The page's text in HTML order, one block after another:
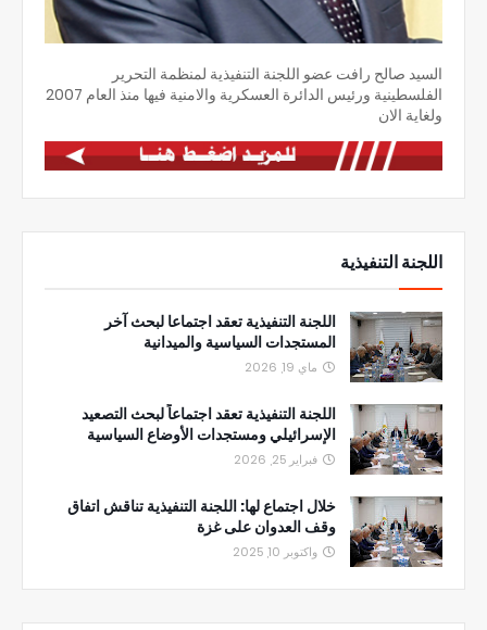
السيد صالح رافت عضو اللجنة التنفيذية لمنظمة التحرير
الفلسطينية ورئيس الدائرة العسكرية والامنية فيها منذ العام 2007
ولغاية الان
اللجنة التنفيذية
اللجنة التنفيذية تعقد اجتماعا لبحث آخر
المستجدات السياسية والميدانية
ماي 19, 2026
اللجنة التنفيذية تعقد اجتماعاً لبحث التصعيد
الإسرائيلي ومستجدات الأوضاع السياسية
فبراير 25, 2026
خلال اجتماع لها: اللجنة التنفيذية تناقش اتفاق
وقف العدوان على غزة
واكتوبر 10, 2025